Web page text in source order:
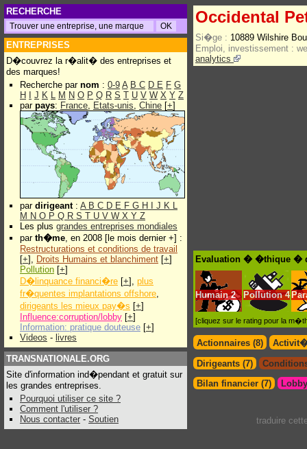
RECHERCHE
ENTREPRISES
D�couvrez la r�alit� des entreprises et
des marques!
Recherche par nom : 0-9 A B C D E F G
H
J K L M N O P Q R S T U V W X Y Z
par pays: France, Etats-unis, Chine [+]
par dirigeant: A B C D E F G H J K L
M N O P Q R S T U V W X Y Z
Les plus grandes entreprises mondiales
par th�me, en 2008 [le mois dernier +] :
Restructurations et conditions de travail
[+], Droits Humains et blanchiment [+]
Pollution [+]
D�linquance financi�re [+], plus
fr�quentes implantations offshore,
dirigeants les mieux pay�s [+]
Influence:corruption/lobby [+]
Information: pratique douteuse [+]
Videos - livres
TRANSNATIONALE.ORG
Site d'information ind�pendant et gratuit sur
les grandes entreprises.
Pourquoi utiliser ce site ?
Comment l'utiliser ?
Nous contacter - Soutien
Occidental
Si�ge : 10889 Wilshire
Emploi, investissement :
analytics
Evaluation � �thique �
Humain 2 Pollution 4
[cliquez sur le rating pour la
Actionnaires (8)
Dirigeants (7)
Bilan financier (7)
traduire